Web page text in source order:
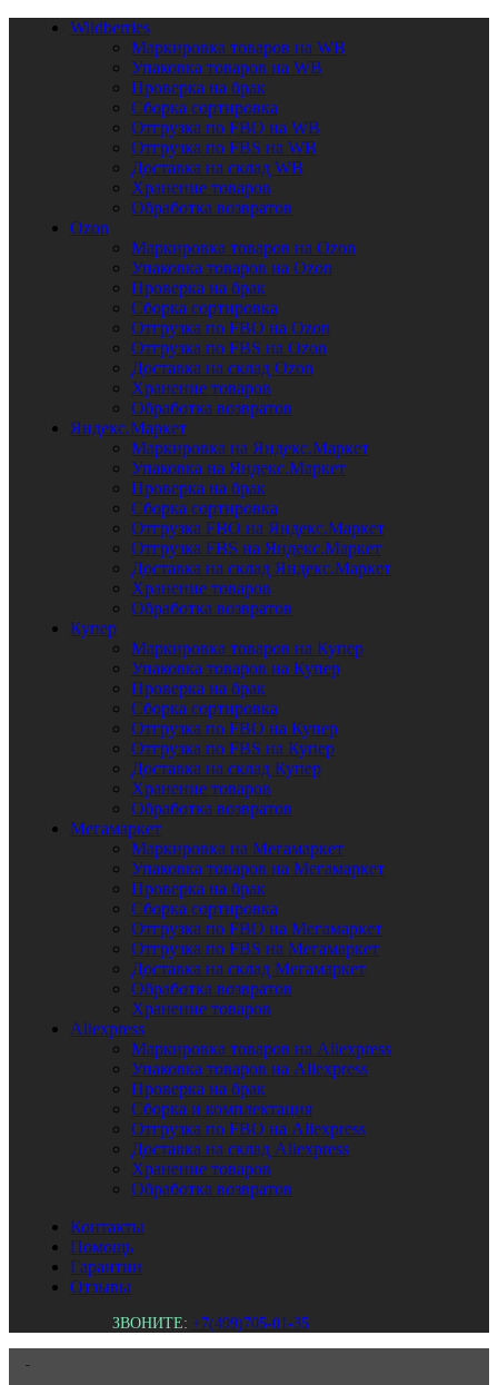
Wildberries
Маркировка товаров на WB
Упаковка товаров на WB
Проверка на брак
Сборка сортировка
Отгрузка по FBO на WB
Отгрузка по FBS на WB
Доставка на склад WB
Хранение товаров
Обработка возвратов
Ozon
Маркировка товаров на Ozon
Упаковка товаров на Ozon
Проверка на брак
Сборка сортировка
Отгрузка по FBO на Ozon
Отгрузка по FBS на Ozon
Доставка на склад Ozon
Хранение товаров
Обработка возвратов
Яндекс.Маркет
Маркировка на Яндекс.Маркет
Упаковка на Яндекс.Маркет
Проверка на брак
Сборка сортировка
Отгрузка FBO на Яндекс.Маркет
Отгрузка FBS на Яндекс.Маркет
Доставка на склад Яндекс.Маркет
Хранение товаров
Обработка возвратов
Купер
Маркировка товаров на Купер
Упаковка товаров на Купер
Проверка на брак
Сборка сортировка
Отгрузка по FBO на Купер
Отгрузка по FBS на Купер
Доставка на склад Купер
Хранение товаров
Обработка возвратов
Мегамаркет
Маркировка на Мегамаркет
Упаковка товаров на Мегамаркет
Проверка на брак
Сборка сортировка
Отгрузка по FBO на Мегамаркет
Отгрузка по FBS на Мегамаркет
Доставка на склад Мегамаркет
Обработка возвратов
Хранение товаров
Aliexpress
Маркировка товаров на Aliexpress
Упаковка товаров на Aliexpress
Проверка на брак
Сборка и комплектация
Отгрузка по FBO на Aliexpress
Доставка на склад Aliexpress
Хранение товаров
Обработка возвратов
Контакты
Помощь
Гарантии
Отзывы
ЗВОНИТЕ: +7(499)705-01-35